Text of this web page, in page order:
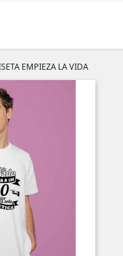
EMPIEZA LA VIDA